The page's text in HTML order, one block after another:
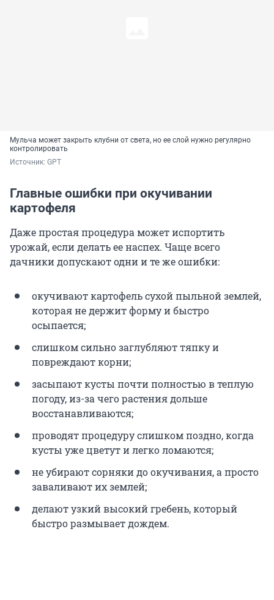
Мульча может закрыть клубни от света, но ее слой нужно регулярно
контролировать
Источник: GPT
Главные ошибки при окучивании
картофеля
Даже простая процедура может испортить
урожай, если делать ее наспех. Чаще всего
дачники допускают одни и те же ошибки:
окучивают картофель сухой пыльной землей,
которая не держит форму и быстро
осыпается;
слишком сильно заглубляют тяпку и
повреждают корни;
засыпают кусты почти полностью в теплую
погоду, из-за чего растения дольше
восстанавливаются;
проводят процедуру слишком поздно, когда
кусты уже цветут и легко ломаются;
не убирают сорняки до окучивания, а просто
заваливают их землей;
делают узкий высокий гребень, который
быстро размывает дождем.